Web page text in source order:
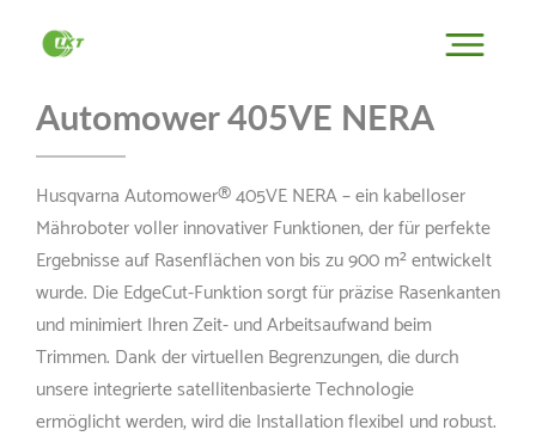
Automower 405VE NERA
Husqvarna Automower® 405VE NERA – ein kabelloser
Mähroboter voller innovativer Funktionen, der für perfekte
Ergebnisse auf Rasenflächen von bis zu 900 m² entwickelt
wurde. Die EdgeCut-Funktion sorgt für präzise Rasenkanten
und minimiert Ihren Zeit- und Arbeitsaufwand beim
Trimmen. Dank der virtuellen Begrenzungen, die durch
unsere integrierte satellitenbasierte Technologie
ermöglicht werden, wird die Installation flexibel und robust.